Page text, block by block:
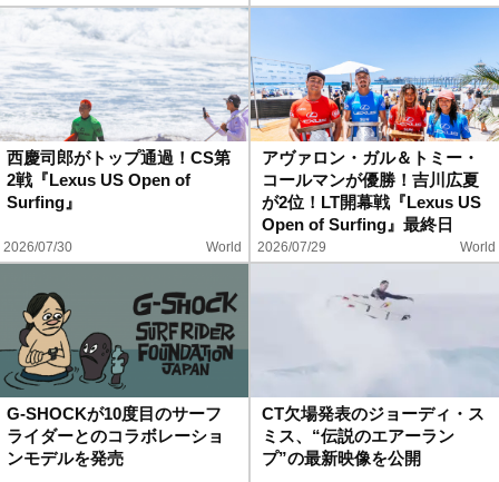
西慶司郎がトップ通過！CS第
2戦『Lexus US Open of
Surfing』
2026/07/30 World
アヴァロン・ガル＆トミー・
コールマンが優勝！吉川広夏
が2位！LT開幕戦『Lexus US
Open of Surfing』最終日
2026/07/29 World
G-SHOCKが10度目のサーフ
ライダーとのコラボレーショ
ンモデルを発売
CT欠場発表のジョーディ・ス
ミス、“伝説のエアーラン
プ”の最新映像を公開